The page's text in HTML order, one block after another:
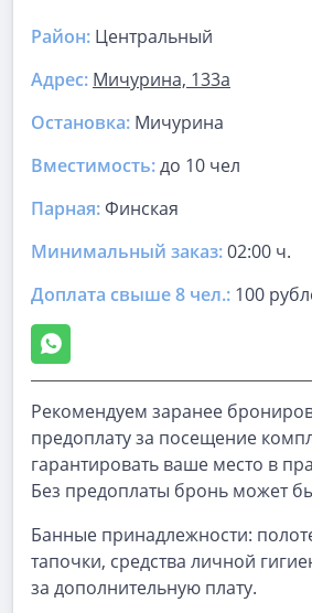
Район: Центральный
Адрес: Мичурина, 133а
Остановка: Мичурина
Вместимость:до 10 чел
Парная:Финская
Минимальный заказ:02:00 ч.
Доплата свыше 8 чел.: 100
Рекомендуем заранее
предоплату за посещение
гарантировать ваше место в
Без предоплаты бронь может
Банные принадлежности:
тапочки, средства личной
за дополнительную плату.